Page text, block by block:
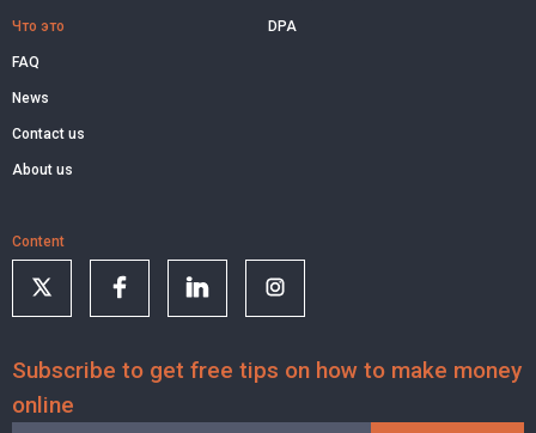
Что это
FAQ
News
Contact us
About us
DPA
Content
Subscribe to get free tips on how to make money
online